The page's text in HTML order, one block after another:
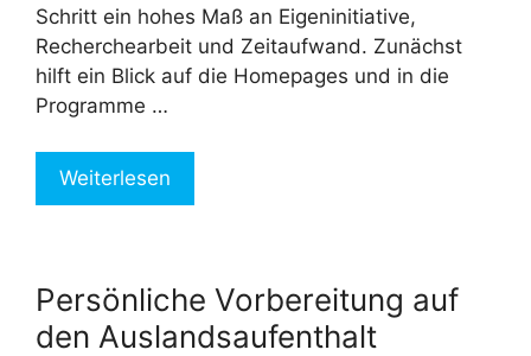
Schritt ein hohes Maß an Eigeninitiative,
Recherchearbeit und Zeitaufwand. Zunächst
hilft ein Blick auf die Homepages und in die
Programme …
Weiterlesen
Persönliche Vorbereitung auf
den Auslandsaufenthalt